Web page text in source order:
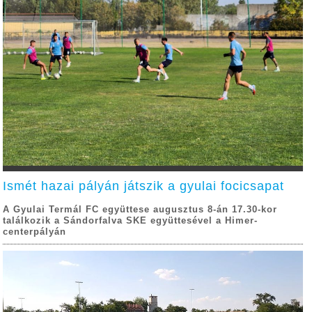
Ismét hazai pályán játszik a gyulai focicsapat
A Gyulai Termál FC együttese augusztus 8-án 17.30-kor
találkozik a Sándorfalva SKE együttesével a Himer-
centerpályán